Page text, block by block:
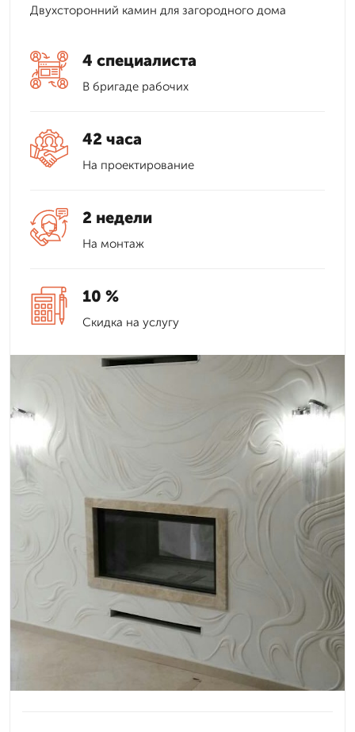
Двухсторонний камин для загородного дома
4 специалиста
В бригаде рабочих
42 часа
На проектирование
2 недели
На монтаж
10 %
Скидка на услугу